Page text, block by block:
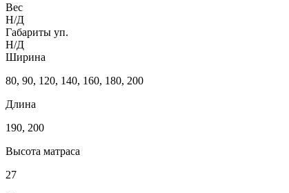
Вес
Н/Д
Габариты уп.
Н/Д
Ширина
80, 90, 120, 140, 160, 180, 200
Длина
190, 200
Высота матраса
27